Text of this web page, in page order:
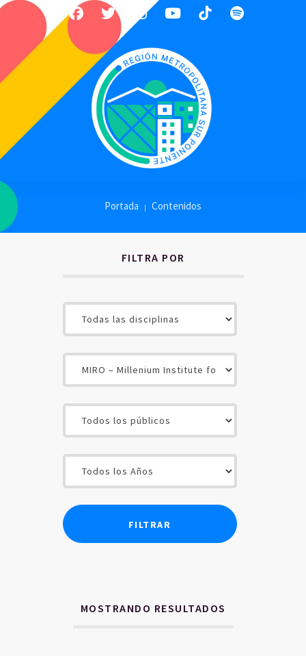
CONTENIDOS
SOCIOS
Portada Contenidos
FILTRA POR
MOSTRANDO RESULTADOS